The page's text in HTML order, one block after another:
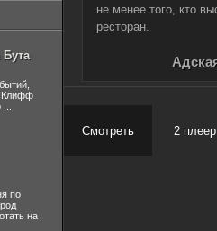
не менее того, кто
ресторан.
Смотреть 2 плеер
Клифф
по
на